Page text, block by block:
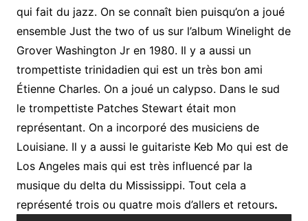
qui fait du jazz. On se connaît bien puisqu’on a joué
ensemble Just the two of us sur l’album Winelight de
Grover Washington Jr en 1980. Il y a aussi un
trompettiste trinidadien qui est un très bon ami
Étienne Charles. On a joué un calypso. Dans le sud
le trompettiste Patches Stewart était mon
représentant. On a incorporé des musiciens de
Louisiane. Il y a aussi le guitariste Keb Mo qui est de
Los Angeles mais qui est très influencé par la
musique du delta du Mississippi. Tout cela a
représenté trois ou quatre mois d’allers et retours.